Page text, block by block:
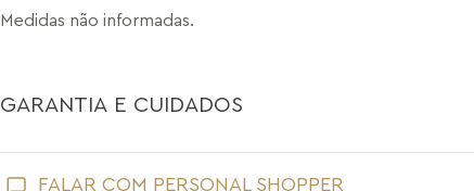
Medidas não informadas.
GARANTIA E CUIDADOS
Como toda joia, sua peça Maria Dolores é delicada e pede cuidados
FALAR COM PERSONAL SHOPPER